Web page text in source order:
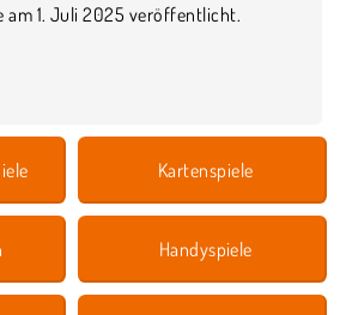
am 1. Juli 2025 veröffentlicht.
Kartenspiele
Handyspiele